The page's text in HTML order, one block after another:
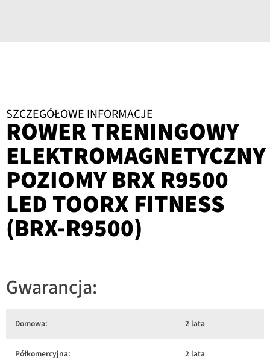
SZCZEGÓŁOWE INFORMACJE
ROWER TRENINGOWY
ELEKTROMAGNETYCZNY
POZIOMY BRX R9500
LED TOORX FITNESS
(BRX-R9500)
Gwarancja:
Domowa: 2 lata
Półkomercyjna: 2 lata